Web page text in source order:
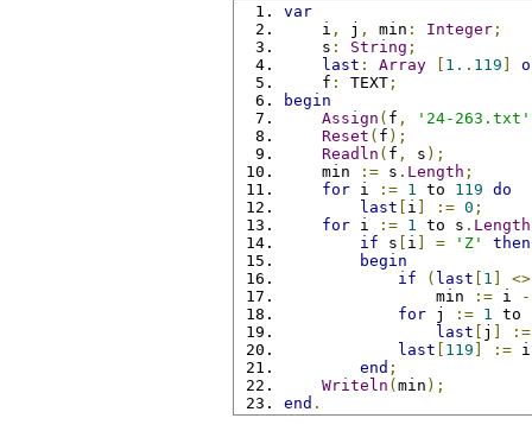
var
    i
, j , min : Integer ;
    s
: String ;
last : Array 1. . 119
    f
: TEXT ;
begin
Assign ( f , '24-263.txt'
Reset ( f );
Readln ( f , s );
    min
:= s . Length ;
for i := 1 to 119 do
last
i := 0 ;
for i := 1 to s . Length
if s i = 'Z'
then
begin
if
( last 1
<>
                min
:= i
-
for j := 1 to
last
j
:=
last
119 := i
end ;
Writeln ( min );
end .